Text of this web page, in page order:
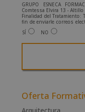
GRUPO ESNECA
Comtessa Elvira 13 - Altillo
Finalidad del
fin de enviarle correos
productos ofrecidos y
Legitimación del
dirigiéndose a la dirección
Desea recibir información
SÍ NO
lOferta
Arquitectura